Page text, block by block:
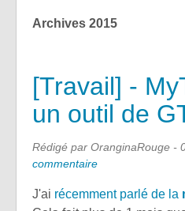
Archives 2015
[Travail] -
un outil de
Rédigé par OranginaRouge -
commentaire
J'ai récemment parlé de la